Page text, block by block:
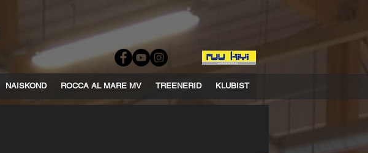
NAISKOND ROCCA AL MARE MV TREENERID KLUBIST